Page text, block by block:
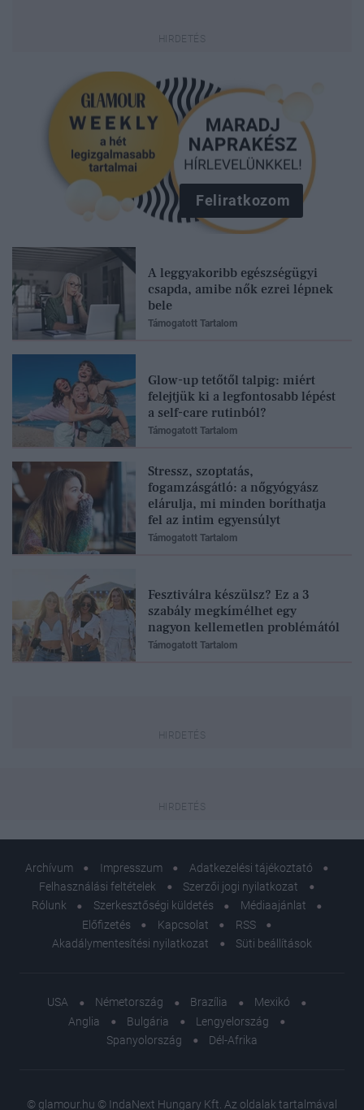
Feliratkozom
A leggyakoribb egészségügyi
csapda, amibe nők ezrei lépnek
bele
Támogatott Tartalom
Glow-up tetőtől talpig: miért
felejtjük ki a legfontosabb lépést
a self-care rutinból?
Támogatott Tartalom
Stressz, szoptatás,
fogamzásgátló: a nőgyógyász
elárulja, mi minden boríthatja
fel az intim egyensúlyt
Támogatott Tartalom
Fesztiválra készülsz? Ez a 3
szabály megkímélhet egy
nagyon kellemetlen problémától
Támogatott Tartalom
Archívum Impresszum
Adatkezelési tájékoztató
Felhasználási feltételek
Szerzői jogi nyilatkozat
Rólunk
Szerkesztőségi küldetés
Médiaajánlat
Előfizetés
Kapcsolat
RSS
Akadálymentesítési nyilatkozat
Süti beállítások
USA Németország Brazília
Mexikó
Anglia
Bulgária
Lengyelország
Spanyolország
Dél-Afrika
© glamour.hu © IndaNext Hungary Kft. Az oldalak tartalmával